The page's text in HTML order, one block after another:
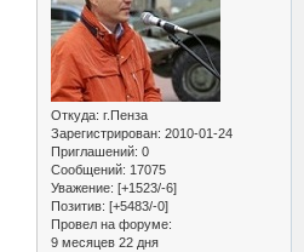
Откуда: г.Пенза
Зарегистрирован: 2010-01-24
Приглашений: 0
Сообщений: 17075
Уважение: [+1523/-6]
Позитив: [+5483/-0]
Провел на форуме:
9 месяцев 22 дня